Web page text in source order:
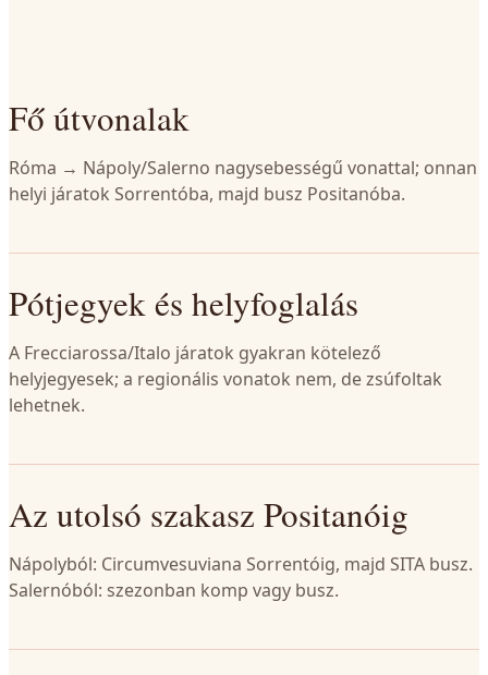
Fő útvonalak
Róma → Nápoly/Salerno nagysebességű vonattal; onnan
helyi járatok Sorrentóba, majd busz Positanóba.
Pótjegyek és helyfoglalás
A Frecciarossa/Italo járatok gyakran kötelező
helyjegyesek; a regionális vonatok nem, de zsúfoltak
lehetnek.
Az utolsó szakasz Positanóig
Nápolyból: Circumvesuviana Sorrentóig, majd SITA busz.
Salernóból: szezonban komp vagy busz.